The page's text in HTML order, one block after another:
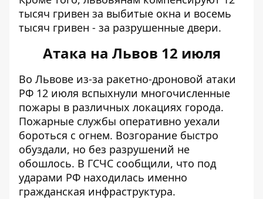
тысяч гривен за выбитые окна и восемь
тысяч гривен - за разрушенные двери.
Атака на Львов 12 июля
Во Львове из-за ракетно-дроновой атаки
РФ 12 июля вспыхнули многочисленные
пожары в различных локациях города.
Пожарные службы оперативно уехали
бороться с огнем. Возгорание быстро
обуздали, но без разрушений не
обошлось. В ГСЧС сообщили, что под
ударами РФ находилась именно
гражданская инфраструктура.